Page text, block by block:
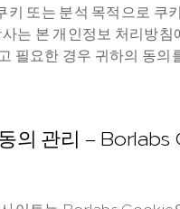
키 또는 분석 목적으로 쿠
사는 본 개인정보 처리방침
필요한 경우 귀하의 동의
의 관리 –